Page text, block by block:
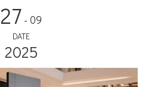
27 - 09
DATE
2025